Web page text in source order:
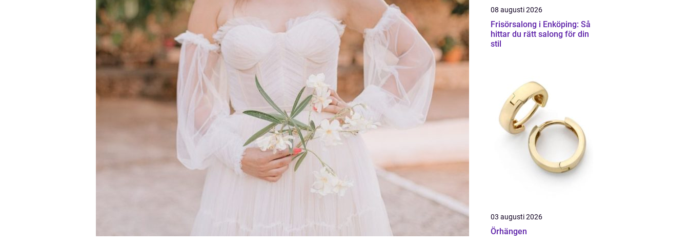
08 augusti 2026
Frisörsalong i Enköping: Så
hittar du rätt salong för din
stil
03 augusti 2026
Örhängen